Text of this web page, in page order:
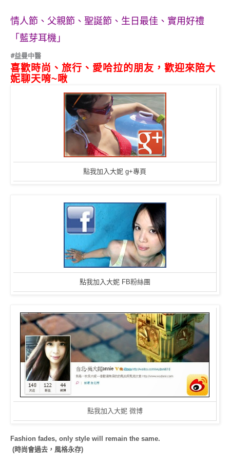
情人節、父親節、聖誕節、生日最佳、實用好禮
「藍芽耳機」
#益曼中醫
喜歡時尚、旅行、愛哈拉的朋友，歡迎來陪大
妮聊天唷~啾
點我加入大妮 g+專頁
點我加入大妮 FB粉絲團
點我加入大妮 微博
Fashion fades, only style will remain the same.
(時尚會過去，風格永存)